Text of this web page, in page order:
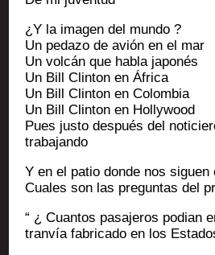
¿Y la ima­gen del mundo ?
Un peda­zo de avión en el mar
Un volcán que habla japonés
Un Bill Clin­ton en África
Un Bill Clin­ton en Colombia
Un Bill Clin­ton en Hollywood
Pues jus­to des­pués del
trabajando
Y en el patio donde nos siguen
Cuales son las pre­gun­tas del
“ ¿ Cuan­tos pasa­je­ros podian
tranvía fabri­ca­do en los